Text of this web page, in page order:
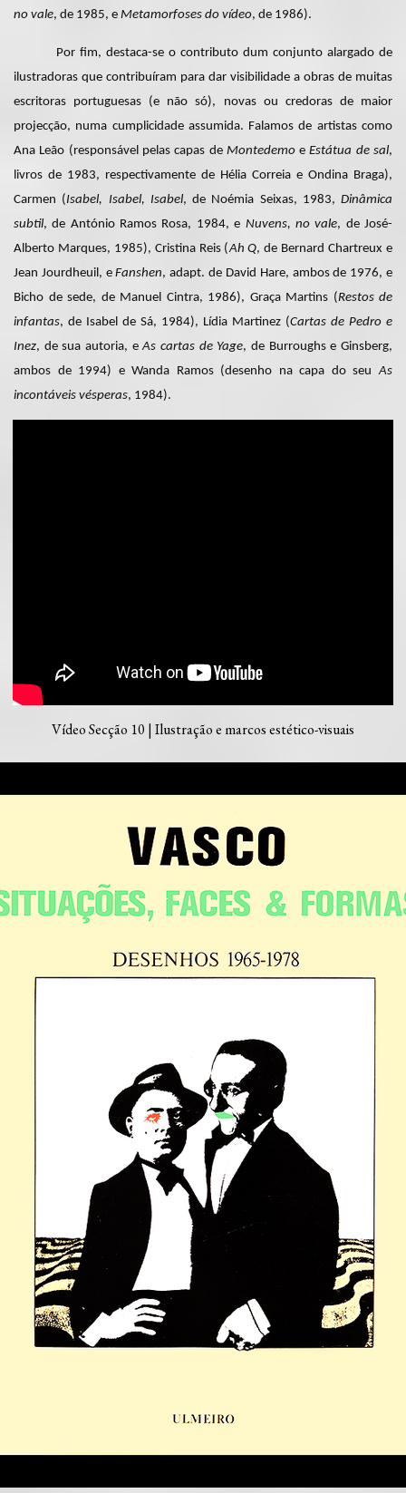
no vale, de 1985, e Metamorfoses do vídeo, de 1986).
Por fim, destaca-se o contributo dum conjunto alargado de
ilustradoras que contribuíram para dar visibilidade a obras de muitas
escritoras portuguesas (e não só), novas ou credoras de maior
projecção, numa cumplicidade assumida. Falamos de artistas como
Ana Leão (responsável pelas capas de MontedemoeEstátua de sal,
livros de 1983, respectivamente de Hélia Correia e Ondina Braga),
Carmen ( Isabel, Isabel, Isabel, de Noémia Seixas, 1983, Dinâmica
subtil, de António Ramos Rosa, 1984, e Nuvens, no vale, de José-
Alberto Marques, 1985), Cristina Reis (Ah Q, de Bernard Chartreux e
Jean Jourdheuil, eFanshen, adapt. de David Hare, ambos de 1976, e
Bicho de sede, de Manuel Cintra, 1986), Graça Martins (Restos de
infantas, de Isabel de Sá, 1984), Lídia Martinez (Cartas de Pedro e
Inez, de sua autoria, eAs cartas de Yage, de Burroughs e Ginsberg,
ambos de 1994) e Wanda Ramos (desenho na capa do seuAs
incontáveis vésperas, 1984).
Vídeo Secção 10 | Ilustração e marcos estético-visuais